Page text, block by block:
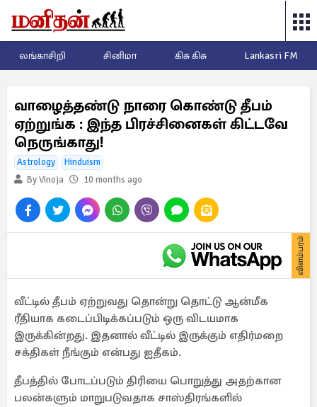
லங்காசிறி சினிமா கிசு கிசு Lankasri FM
வாழைத்தண்டு நாரை கொண்டு தீபம்
ஏற்றுங்க : இந்த பிரச்சினைகள் கிட்டவே
நெருங்காது!
Astrology
Hinduism
By Vinoja
10 months ago
விளம்பரம்
வீட்டில் தீபம் ஏற்றுவது தொன்று தொட்டு ஆன்மீக
ரீதியாக கடைப்பிடிக்கப்படும் ஒரு விடயமாக
இருக்கின்றது. இதனால் வீட்டில் இருக்கும் எதிர்மறை
சக்திகள் நீங்கும் என்பது ஐதீகம்.
தீபத்தில் போடப்படும் திரியை பொறுத்து அதற்கான
பலன்களும் மாறுபடுவதாக சாஸ்திரங்களில்